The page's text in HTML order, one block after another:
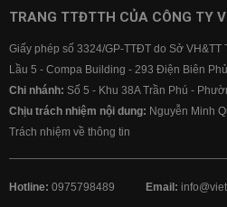
TRANG TTĐTTH CỦA CÔNG TY
Giấy phép số 3324/GP-TTĐT do Sở VH&TT
Lầu 5 - Compa Building - 293 Điện Biên
Chi nhánh: Số 5 - Khu 38A Trần Phú -
Chịu trách nhiệm nội dung: Nguyễn Minh
Trách nhiệm về thông tin
Hotline: 0975798489 Email: